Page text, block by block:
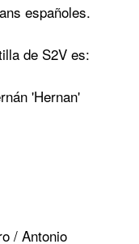
españoles.
de S2V es:
'Hernan'
/ Antonio